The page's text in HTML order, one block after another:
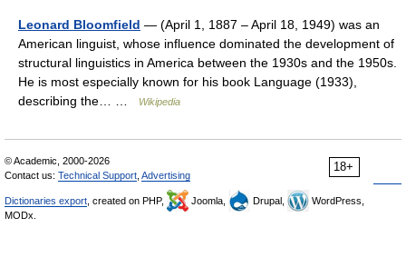
Leonard Bloomfield — (April 1, 1887 – April 18, 1949) was an
American linguist, whose influence dominated the development of
structural linguistics in America between the 1930s and the 1950s.
He is most especially known for his book Language (1933),
describing the… …
Wikipedia
18+
© Academic, 2000-2026
Contact us: Technical Support Advertising
Dictionaries export , created on PHP, Joomla, Drupal,
WordPress,
MODx.